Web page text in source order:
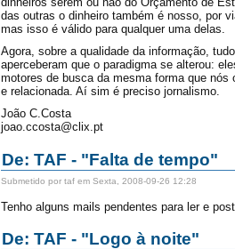
das outras o dinheiro também é nosso, por
mas isso é válido para qualquer uma delas.
Agora, sobre a qualidade da informação,
aperceberam que o paradigma se alterou:
motores de busca da mesma forma que
e relacionada. Aí sim é preciso jornalismo.
João C.Costa
joao.ccosta@clix.pt
De: TAF - "Falta de tempo"
Submetido por taf em Sexta, 2008-09-26 12:28
Tenho alguns mails pendentes para ler e
De: TAF - "Logo à noite"